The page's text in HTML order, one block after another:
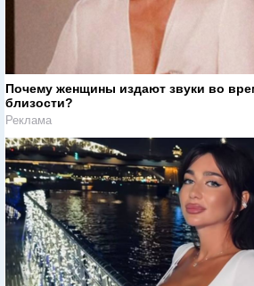
Почему женщины издают звуки во
близости?
Реклама